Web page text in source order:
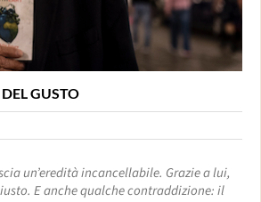
GUSTO
un’eredità incancellabile. Grazie a lui,
E anche qualche contraddizione: il